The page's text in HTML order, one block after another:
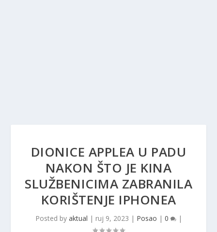
DIONICE APPLEA U PADU
NAKON ŠTO JE KINA
SLUŽBENICIMA ZABRANILA
KORIŠTENJE IPHONEA
Posted by aktual | ruj 9, 2023 | Posao | 0 |